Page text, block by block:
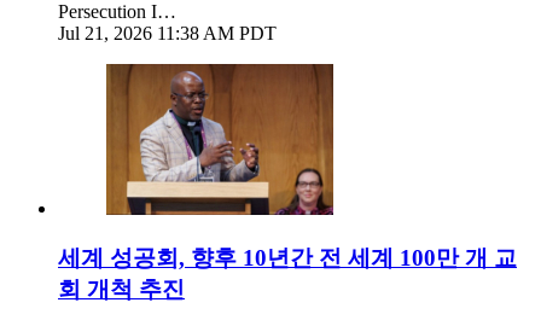
Persecution I…
Jul 21, 2026 11:38 AM PDT
세계 성공회, 향후 10년간 전 세계 100만 개 교
회 개척 추진